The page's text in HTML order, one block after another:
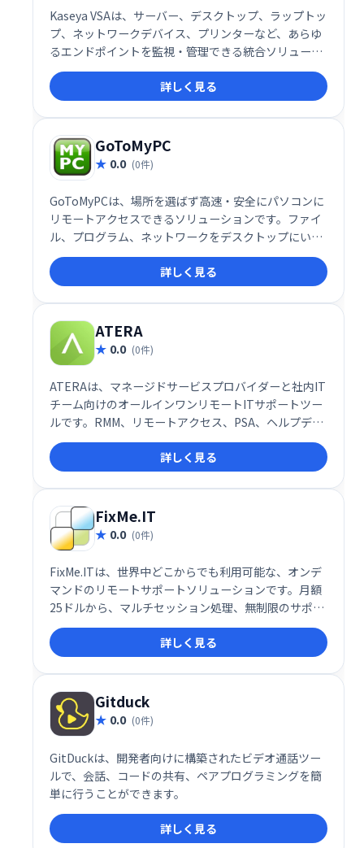
Kaseya VSAは、サーバー、デスクトップ、ラップトッ
プ、ネットワークデバイス、プリンターなど、あらゆ
るエンドポイントを監視・管理できる統合ソリューシ
ョンです。 高度な機能でITインフラ全体を効率的に制
御し、運用コスト削減とセキュリティ強化を実現しま
す。
詳しく見る
GoToMyPC
0.0 (0件)
GoToMyPCは、場所を選ばず高速・安全にパソコンに
リモートアクセスできるソリューションです。ファイ
ル、プログラム、ネットワークをデスクトップにいる
かのように操作でき、業務効率化を支援します。場所
を選ばず、いつでもどこでも安全にパソコンにアクセ
スしたい方におすすめです。
詳しく見る
ATERA
0.0 (0件)
ATERAは、マネージドサービスプロバイダーと社内IT
チーム向けのオールインワンリモートITサポートツー
ルです。RMM、リモートアクセス、PSA、ヘルプデス
ク機能などを統合し、効率的なIT管理を実現します。
30日間の無料トライアルで、その利便性を体感くださ
い。
詳しく見る
FixMe.IT
0.0 (0件)
FixMe.ITは、世界中どこからでも利用可能な、オンデ
マンドのリモートサポートソリューションです。月額
25ドルから、マルチセッション処理、無制限のサポー
ト、最大150台のデバイスへのアクセスを提供。ブラ
ンディング、マルチモニター対応、ファイル転送な
ど、充実した機能で無人での即時サポートを実現しま
す。
詳しく見る
Gitduck
0.0 (0件)
GitDuckは、開発者向けに構築されたビデオ通話ツー
ルで、会話、コードの共有、ペアプログラミングを簡
単に行うことができます。
詳しく見る